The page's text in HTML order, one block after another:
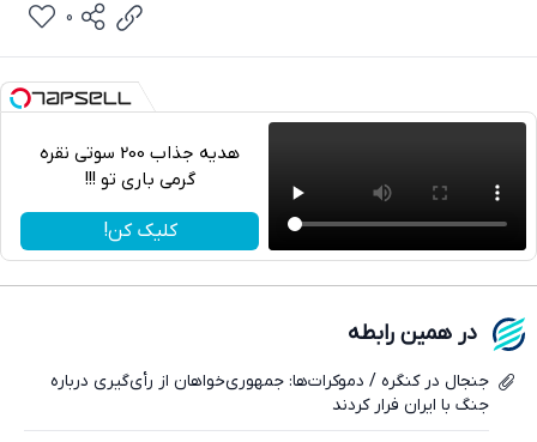
تلگرام
واتساپ
0
هدیه جذاب 200 سوتی نقره
گرمی باری تو !!!
کلیک کن!
در همین رابطه
جنجال در کنگره / دموکرات‌ها: جمهوری‌خواهان از رأی‌گیری درباره
جنگ با ایران فرار کردند